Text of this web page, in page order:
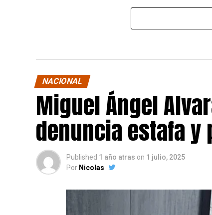
NACIONAL
Miguel Ángel
denuncia estafa
Published 1 año atras on 1 julio, 2025
Por Nicolas